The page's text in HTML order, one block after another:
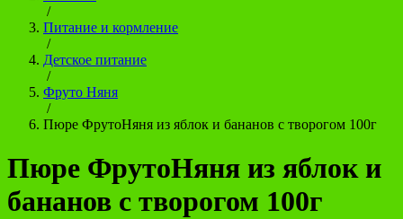
/
Питание и кормление
/
Детское питание
/
Фруто Няня
/
Пюре ФрутоНяня из яблок и бананов с творогом 100г
Пюре ФрутоНяня из яблок и
бананов с творогом 100г